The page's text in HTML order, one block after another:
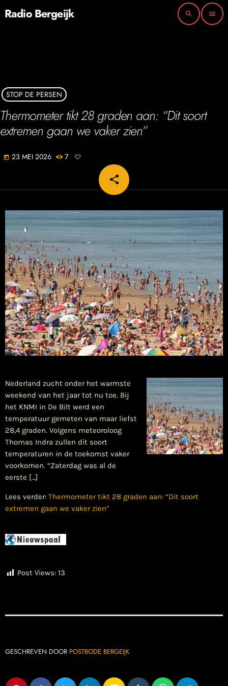
Radio Bergeijk search menu
STOP DE PERSEN
Thermometer tikt 28 graden aan: “Dit soort
extremen gaan we vaker zien”
today 23 MEI 2026 7
share
email
Nederland zucht onder het warmste
weekend van het jaar tot nu toe. Bij
het KNMI in De Bilt werd een
temperatuur gemeten van maar liefst
28,4 graden. Volgens meteoroloog
Thomas Indra zullen dit soort
temperaturen in de toekomst vaker
voorkomen. “Zaterdag was al de
eerste […]
Lees verder: Thermometer tikt 28 graden aan: “Dit soort
extremen gaan we vaker zien”
Post Views: 13
GESCHREVEN DOOR POSTBODE BERGEIJK